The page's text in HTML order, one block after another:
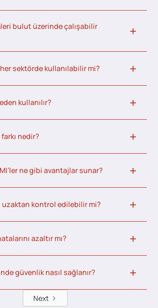
bulut üzerinde çalışabilir
sektörde kullanılabilir mi?
kullanılır?
nedir?
ne gibi avantajlar sunar?
uzaktan kontrol edilebilir mi?
azaltır mı?
güvenlik nasıl sağlanır?
Next